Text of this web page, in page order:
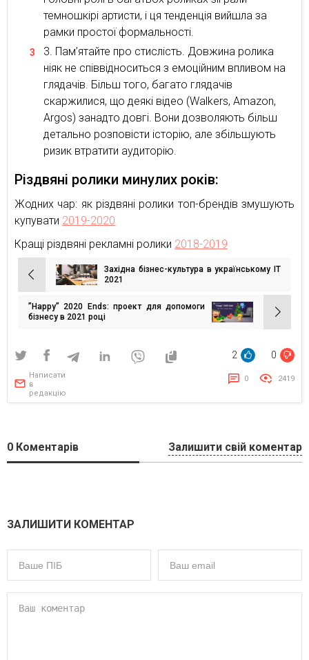
темношкірі артисти, і ця тенденція вийшла за
рамки простої формальності.
Пам’ятайте про стислість. Довжина ролика
ніяк не співвідноситься з емоційним впливом на
глядачів. Більш того, багато глядачів
скаржилися, що деякі відео (Walkers, Amazon,
Argos) занадто довгі. Вони дозволяють більш
детально розповісти історію, але збільшують
ризик втратити аудиторію.
Різдвяні ролики минулих років:
Жодних чар: як різдвяні ролики топ-брендів змушують
купувати 2019-2020
Кращі різдвяні рекламні ролики 2018-2019
Навігація
записів
Західна бізнес-культура в українському IT
2021
”Happy” 2020 Ends: проект для допомоги
бізнесу в 2021 році
2 0
Написати
в
редакцію
0 2419
0 Коментарів Залишити свій коментар
ЗАЛИШИТИ КОМЕНТАР